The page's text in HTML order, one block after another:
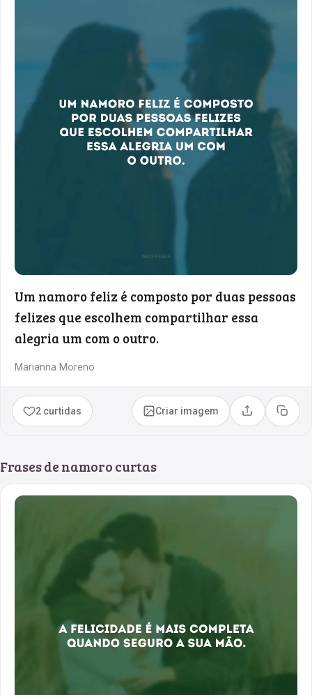
Um namoro feliz é composto por duas pessoas
felizes que escolhem compartilhar essa
alegria um com o outro.
Marianna Moreno
2 curtidas Criar imagem Compartilhar
Copiar
Frases de namoro curtas